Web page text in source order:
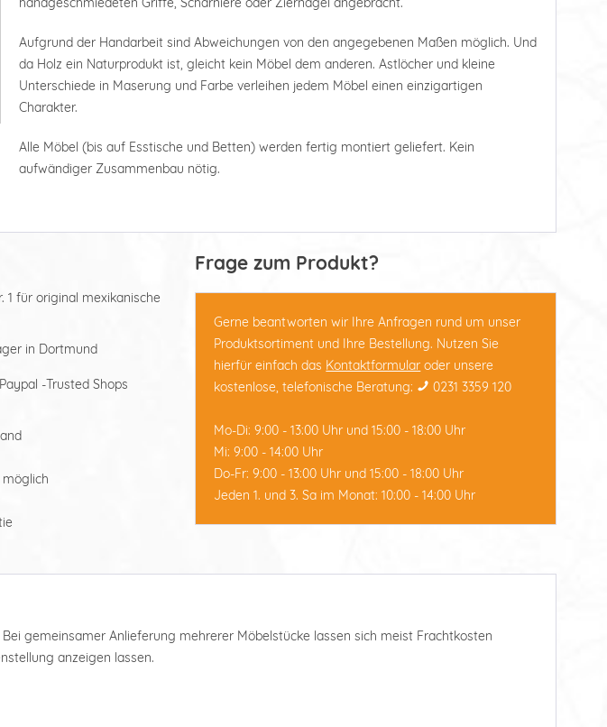
Aufgrund der Handarbeit sind Abweichungen von den angegebenen Maßen möglich. Und
da Holz ein Naturprodukt ist, gleicht kein Möbel dem anderen. Astlöcher und kleine
Unterschiede in Maserung und Farbe verleihen jedem Möbel einen einzigartigen
Charakter.
Alle Möbel (bis auf Esstische und Betten) werden fertig montiert geliefert. Kein
aufwändiger Zusammenbau nötig.
1 für original mexikanische
in Dortmund
-Trusted Shops
Frage zum Produkt?
Gerne beantworten wir Ihre Anfragen rund um unser
Produktsortiment und Ihre Bestellung. Nutzen Sie
hierfür einfach das Kontaktformular oder unsere
kostenlose, telefonische Beratung:
0231 3359 120
Mo-Di: 9:00 - 13:00 Uhr und 15:00 - 18:00 Uhr
Mi: 9:00 - 14:00 Uhr
Do-Fr: 9:00 - 13:00 Uhr und 15:00 - 18:00 Uhr
Jeden 1. und 3. Sa im Monat: 10:00 - 14:00 Uhr
gemeinsamer Anlieferung mehrerer Möbelstücke lassen sich meist Frachtkosten
anzeigen lassen.